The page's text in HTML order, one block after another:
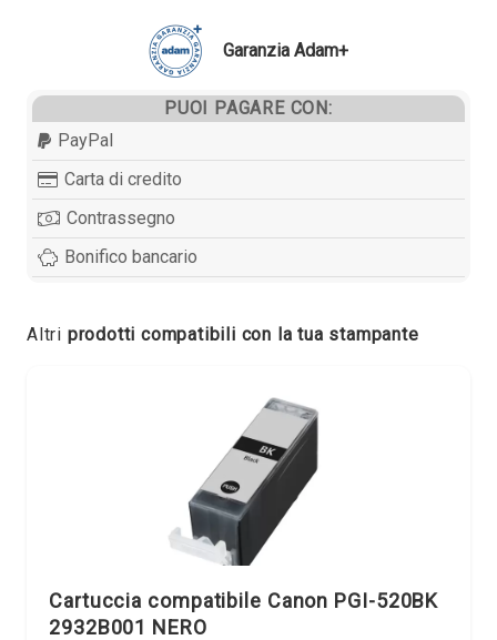
Garanzia Adam+
PUOI PAGARE CON:
PayPal
Carta di credito
Contrassegno
Bonifico bancario
Altri prodotti compatibili con la tua stampante
Cartuccia compatibile Canon PGI-520BK
2932B001 NERO